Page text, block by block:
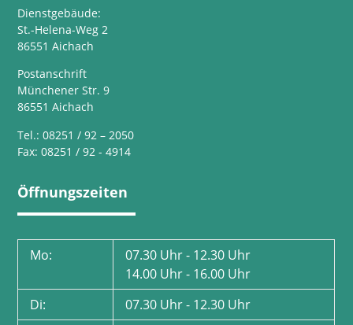
Dienstgebäude:
St.-Helena-Weg 2
86551 Aichach
Postanschrift
Münchener Str. 9
86551 Aichach
Tel.: 08251 / 92 – 2050
Fax: 08251 / 92 - 4914
Öffnungszeiten
Mo:
07.30 Uhr - 12.30 Uhr
14.00 Uhr - 16.00 Uhr
Di:
07.30 Uhr - 12.30 Uhr